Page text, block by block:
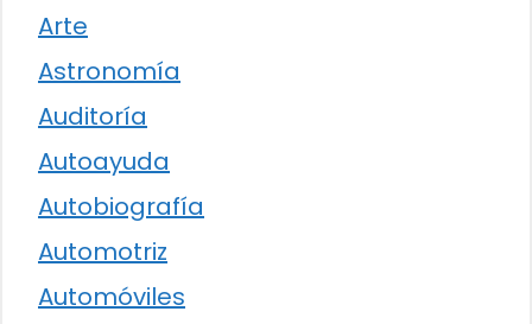
Arte
Astronomía
Auditoría
Autoayuda
Autobiografía
Automotriz
Automóviles